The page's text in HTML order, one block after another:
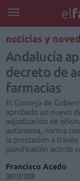
noticias y
Andalucía
decreto de
farmacias
El Consejo de
aprobado un nuevo
adjudicación de
autónoma, norma
la prestación a
planificación acorde
Francisco Acedo
08/02/2018